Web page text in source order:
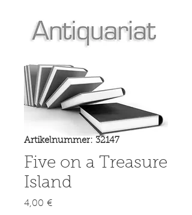
Artikelnummer: 32147
Five on a Treasure
Island
4,00 €Preis